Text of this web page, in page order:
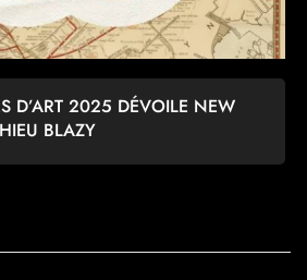
D’ART 2025 DÉVOILE NEW
BLAZY